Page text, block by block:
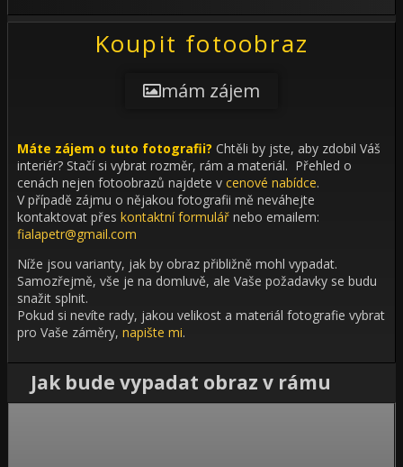
Koupit fotoobraz
mám zájem
Máte zájem o tuto fotografii? Chtěli by jste, aby zdobil Váš
interiér? Stačí si vybrat rozměr, rám a materiál. Přehled o
cenách nejen fotoobrazů najdete v cenové nabídce.
V případě zájmu o nějakou fotografii mě neváhejte
kontaktovat přes kontaktní formulář nebo emailem:
fialapetr@gmail.com
Níže jsou varianty, jak by obraz přibližně mohl vypadat.
Samozřejmě, vše je na domluvě, ale Vaše požadavky se budu
snažit splnit.
Pokud si nevíte rady, jakou velikost a materiál fotografie vybrat
pro Vaše záměry, napište mi.
Jak bude vypadat obraz v rámu